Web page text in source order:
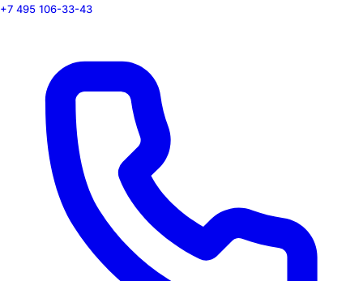
+7 495 106-33-43